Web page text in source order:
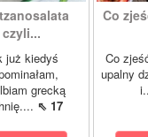
czyli...
już kiedyś
grecką
⇖ 17
Co
Co
upalny